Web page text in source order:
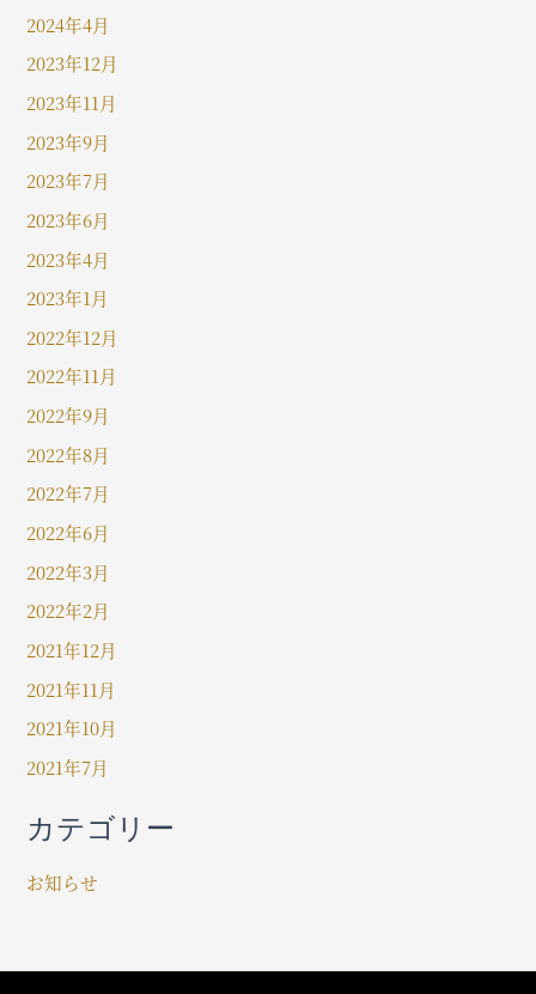
2024年4月
2023年12月
2023年11月
2023年9月
2023年7月
2023年6月
2023年4月
2023年1月
2022年12月
2022年11月
2022年9月
2022年8月
2022年7月
2022年6月
2022年3月
2022年2月
2021年12月
2021年11月
2021年10月
2021年7月
カテゴリー
お知らせ